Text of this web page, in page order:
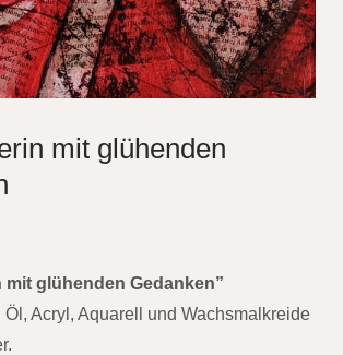
mit glühenden
glühenden Gedanken”
Öl, Acryl, Aquarell und Wachsmalkreide